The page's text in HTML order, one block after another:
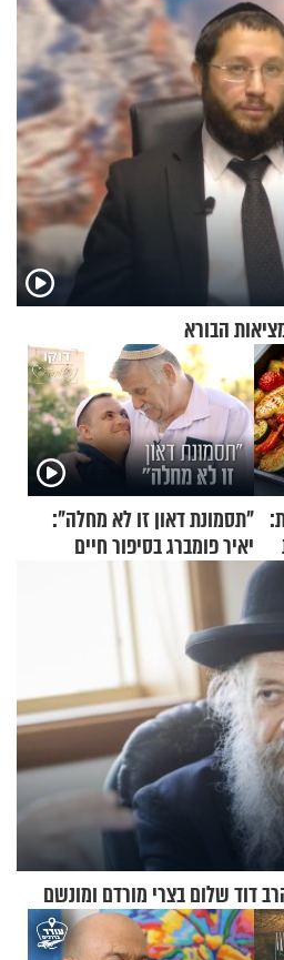
הבורא
"תסמונת דאון זו לא מחלה":
יאיר פומברג בסיפור חיים
מעורר השראה
דוד שלום בצרי מורדם ומונשם